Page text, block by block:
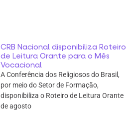
CRB Nacional disponibiliza Roteiro
de Leitura Orante para o Mês
Vocacional
A Conferência dos Religiosos do Brasil,
por meio do Setor de Formação,
disponibiliza o Roteiro de Leitura Orante
de agosto